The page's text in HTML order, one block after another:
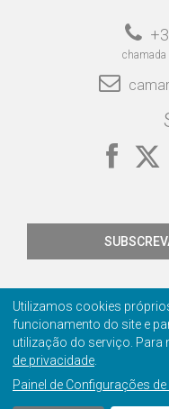
chamada
Contactos
© 2001-2026
Utilizamos cookies
funcionamento do site e
utilização do serviço.
de privacidade
Painel de Configurações